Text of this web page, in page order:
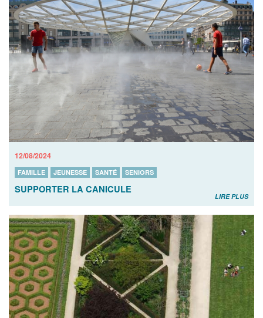
12/08/2024
FAMILLE JEUNESSE SANTÉ SENIORS
SUPPORTER LA CANICULE
LIRE PLUS